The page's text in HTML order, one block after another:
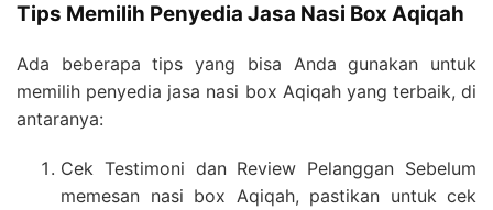
Tips Memilih Penyedia Jasa Nasi Box Aqiqah
Ada beberapa tips yang bisa Anda gunakan untuk
memilih penyedia jasa nasi box Aqiqah yang terbaik, di
antaranya:
Cek Testimoni dan Review Pelanggan Sebelum
memesan nasi box Aqiqah, pastikan untuk cek